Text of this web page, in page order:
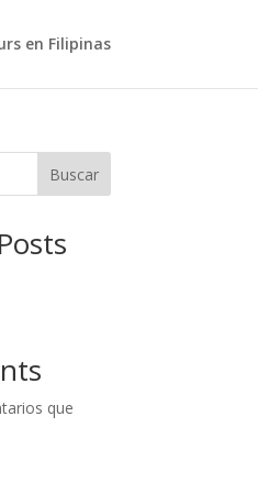
en Filipinas
Buscar
que